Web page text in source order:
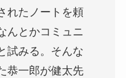
れたノートを頼
んとかコミュニ
試みる。そんな
恭一郎が健太先